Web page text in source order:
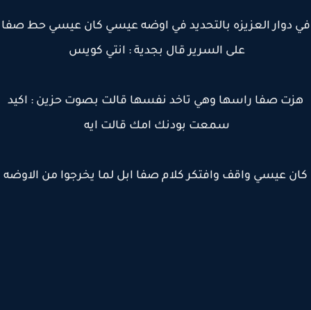
دوار العزيزه بالتحديد في اوضه عيسي كان عيسي حط صفا
على السرير قال بجدية : انتي كويس
صفا راسها وهي تاخد نفسها قالت بصوت حزين : اكيد
سمعت بودنك امك قالت ايه
عيسي واقف وافتكر كلام صفا ابل لما يخرجوا من الاوضه